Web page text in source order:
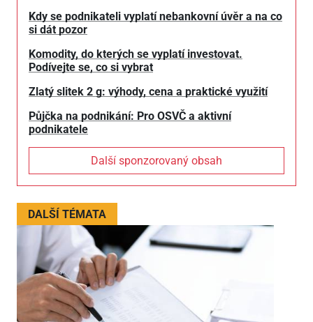
Kdy se podnikateli vyplatí nebankovní úvěr a na co
si dát pozor
Komodity, do kterých se vyplatí investovat.
Podívejte se, co si vybrat
Zlatý slitek 2 g: výhody, cena a praktické využití
Půjčka na podnikání: Pro OSVČ a aktivní
podnikatele
Další sponzorovaný obsah
DALŠÍ TÉMATA